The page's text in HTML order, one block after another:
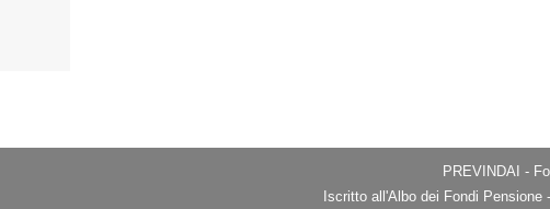
PREVINDAI -
Iscritto all'Albo dei Fondi